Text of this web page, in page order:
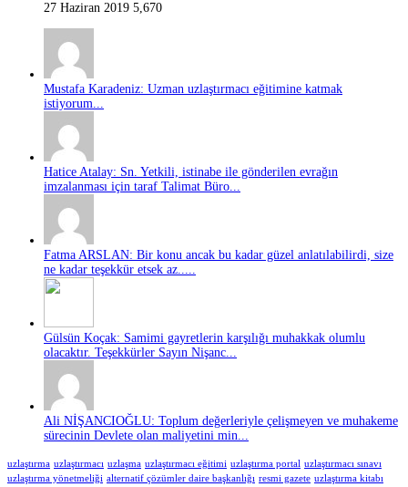
27 Haziran 2019 5,670
Mustafa Karadeniz: Uzman uzlaştırmacı eğitimine katmak
istiyorum...
Hatice Atalay: Sn. Yetkili, istinabe ile gönderilen evrağın
imzalanması için taraf Talimat Büro...
Fatma ARSLAN: Bir konu ancak bu kadar güzel anlatılabilirdi, size
ne kadar teşekkür etsek az.....
Gülsün Koçak: Samimi gayretlerin karşılığı muhakkak olumlu
olacaktır. Teşekkürler Sayın Nişanc...
Ali NİŞANCIOĞLU: Toplum değerleriyle çelişmeyen ve muhakeme
sürecinin Devlete olan maliyetini min...
uzlaştırma uzlaştırmacı uzlaşma uzlaştırmacı eğitimi uzlaştırma portal uzlaştırmacı sınavı
uzlaştırma yönetmeliği alternatif çözümler daire başkanlığı resmi gazete uzlaştırma kitabı